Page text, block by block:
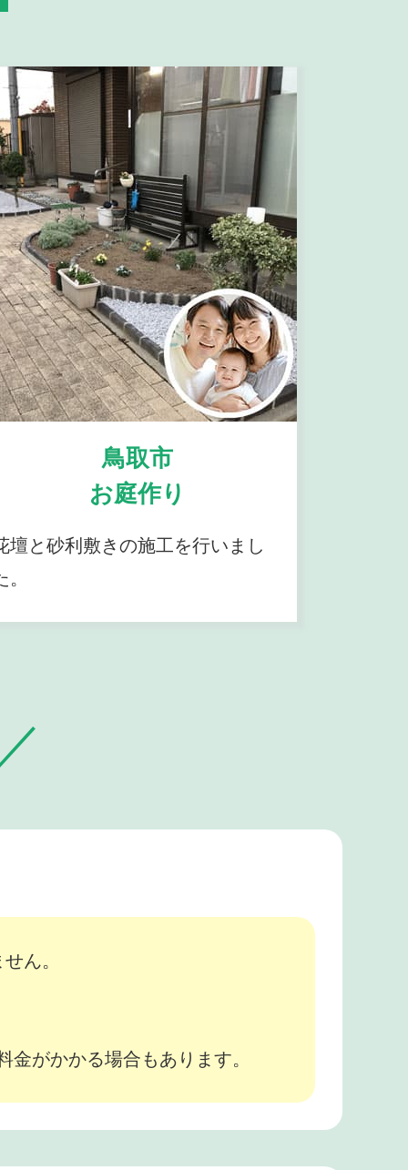
鳥取市
お庭作り
壇と砂利敷きの施工を行いまし
ん。
がかかる場合もあります。